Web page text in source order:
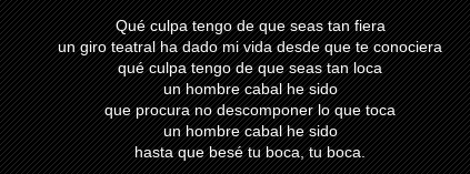
Qué culpa tengo de que seas tan fiera
un giro teatral ha dado mi vida desde que te conociera
qué culpa tengo de que seas tan loca
un hombre cabal he sido
que procura no descomponer lo que toca
un hombre cabal he sido
hasta que besé tu boca, tu boca.